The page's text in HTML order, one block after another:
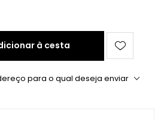
à cesta
para o qual deseja enviar